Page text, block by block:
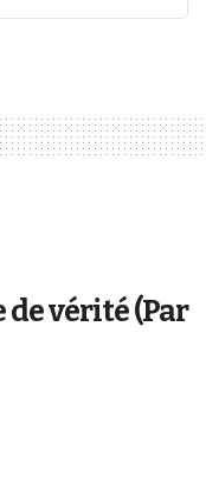
de vérité (Par